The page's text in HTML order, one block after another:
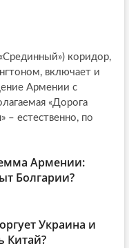
коридор,
включает и
Армении с
«Дорога
– естественно, по
Армении:
Болгарии?
Украина и
Китай?